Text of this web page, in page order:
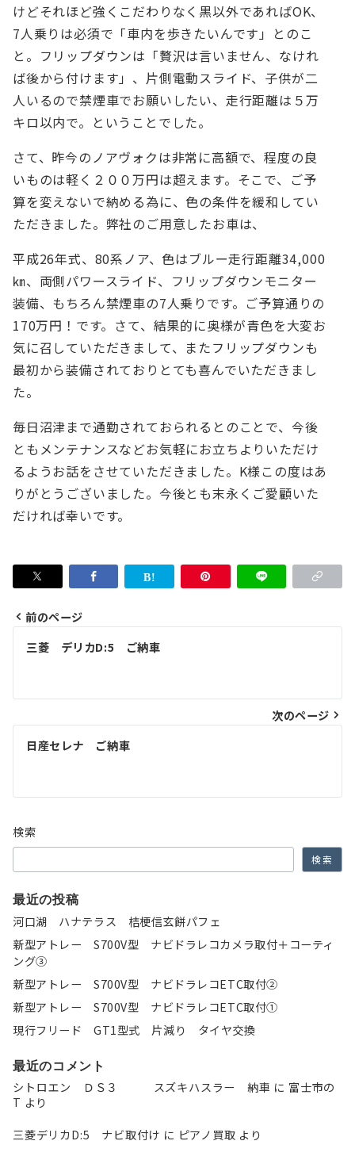
けどそれほど強くこだわりなく黒以外であればOK、
7人乗りは必須で「車内を歩きたいんです」とのこ
と。フリップダウンは「贅沢は言いません、なけれ
ば後から付けます」、片側電動スライド、子供が二
人いるので禁煙車でお願いしたい、走行距離は５万
キロ以内で。ということでした。
さて、昨今のノアヴォクは非常に高額で、程度の良
いものは軽く２００万円は超えます。そこで、ご予
算を変えないで納める為に、色の条件を緩和してい
ただきました。弊社のご用意したお車は、
平成26年式、80系ノア、色はブルー走行距離34,000
㎞、両側パワースライド、 フリップダウンモニター
装備、もちろん禁煙車の7人乗り です。ご予算通りの
170万円！です。 さて、結果的に奥様が青色を大変お
気に召していただきまして、またフリップダウンも
最初から装備されておりとても喜んでいただきまし
た。
毎日沼津まで通勤されておられるとのことで、今後
ともメンテナンスなどお気軽にお立ちよりいただけ
るようお話をさせていただきました。 K様この度はあ
りがとうございました。今後とも末永くご愛顧いた
だければ幸いです。
投
ビ
ゲ
シ
ョ
ン
前のページ
三菱 デリカD:5 ご納車
次のページ
日産セレナ ご納車
検索
検索
最近の投稿
河口湖 ハナテラス 桔梗信玄餅パフェ
新型アトレー S700V型 ナビドラレコカメラ取付＋コーティ
ング③
新型アトレー S700V型 ナビドラレコETC取付②
新型アトレー S700V型 ナビドラレコETC取付①
現行フリード GT1型式 片減り タイヤ交換
最近のコメント
シトロエン ＤＳ３ スズキハスラー 納車 に 富士市の
T より
三菱デリカD:5 ナビ取付け に ピアノ買取 より